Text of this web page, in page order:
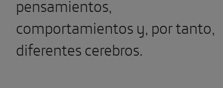
pensamientos,
comportamientos y, por tanto,
diferentes cerebros.